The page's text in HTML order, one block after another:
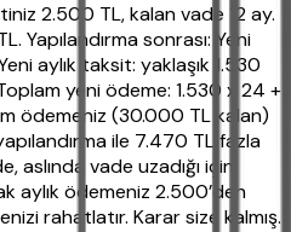
2.500 TL, kalan vade 12 ay.
Yapılandırma sonrası: Yeni
aylık taksit: yaklaşık 1.530
yeni ödeme: 1.530 x 24 +
ödemeniz (30.000 TL kalan)
ile 7.470 TL fazla
aslında vade uzadığı için
aylık ödemeniz 2.500’den
rahatlatır. Karar size kalmış.